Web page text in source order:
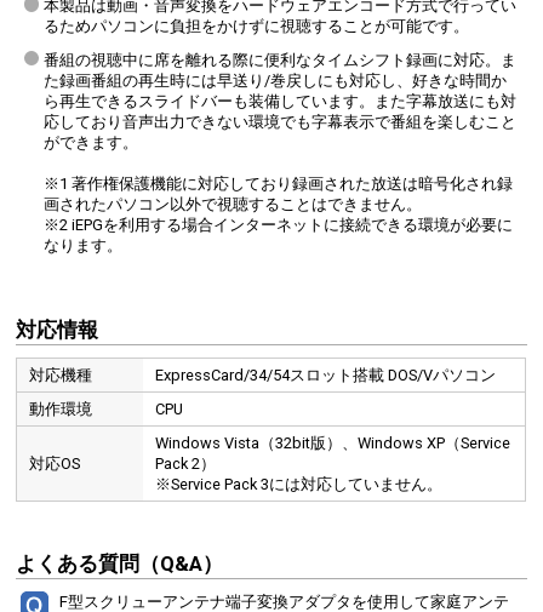
本製品は動画・音声変換をハードウェアエンコード方式で行ってい
るためパソコンに負担をかけずに視聴することが可能です。
番組の視聴中に席を離れる際に便利なタイムシフト録画に対応。ま
た録画番組の再生時には早送り/巻戻しにも対応し、好きな時間か
ら再生できるスライドバーも装備しています。また字幕放送にも対
応しており音声出力できない環境でも字幕表示で番組を楽しむこと
ができます。
※1 著作権保護機能に対応しており録画された放送は暗号化され録
画されたパソコン以外で視聴することはできません。
※2 iEPGを利用する場合インターネットに接続できる環境が必要に
なります。
対応情報
対応機種
ExpressCard/34/54スロット搭載 DOS/Vパソコン
動作環境
CPU
対応OS
Windows Vista（32bit版）、Windows XP（Service
Pack 2）
※Service Pack 3には対応していません。
よくある質問（Q&A）
F型スクリューアンテナ端子変換アダプタを使用して家庭アンテ